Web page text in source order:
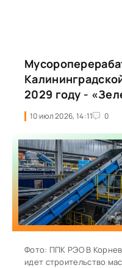
2029 году -
10 июл 2026, 14:11 0
Фото: ППК РЭО В
идет строительство